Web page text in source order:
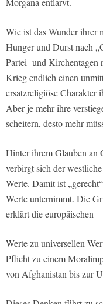
Wie ist das Wunder ihrer
Hunger und Durst nach
Partei- und Kirchentagen
Krieg endlich einen
ersatzreligiöse Charakter
Aber je mehr ihre
scheitern, desto mehr
Hinter ihrem Glauben an
verbirgt sich der
Werte. Damit ist
Werte unternimmt. Die
erklärt die europäischen
Werte zu universellen
Pflicht zu einem
von Afghanistan bis zur